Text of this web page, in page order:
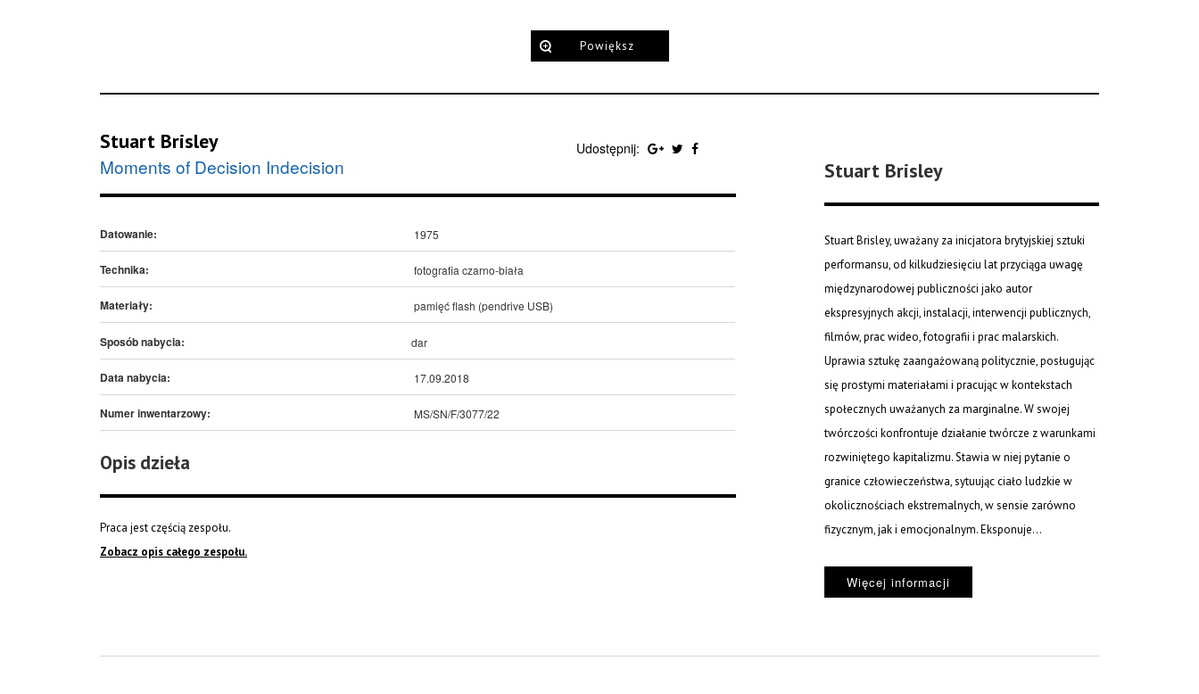
Powiększ
Stuart Brisley
Moments of Decision Indecision
Udostępnij:
Datowanie: 1975
Technika: fotografia czarno-biała
Materiały: pamięć flash (pendrive USB)
Sposób nabycia: dar
Data nabycia: 17.09.2018
Numer inwentarzowy: MS/SN/F/3077/22
Opis dzieła
Praca jest częścią zespołu.
Zobacz opis całego zespołu.
Stuart Brisley
Stuart Brisley, uważany za inicjatora brytyjskiej sztuki
performansu, od kilkudziesięciu lat przyciąga uwagę
międzynarodowej publiczności jako autor
ekspresyjnych akcji, instalacji, interwencji publicznych,
filmów, prac wideo, fotografii i prac malarskich.
Uprawia sztukę zaangażowaną politycznie, posługując
się prostymi materiałami i pracując w kontekstach
społecznych uważanych za marginalne. W swojej
twórczości konfrontuje działanie twórcze z warunkami
rozwiniętego kapitalizmu. Stawia w niej pytanie o
granice człowieczeństwa, sytuując ciało ludzkie w
okolicznościach ekstremalnych, w sensie zarówno
fizycznym, jak i emocjonalnym. Eksponuje...
Więcej informacji